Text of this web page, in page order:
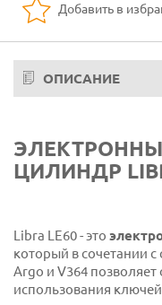
Добавить в
ОПИСАНИЕ
ЦИЛИНДР
Libra LE60 - это
который в сочетании
Argo и V364 позволяет
использования